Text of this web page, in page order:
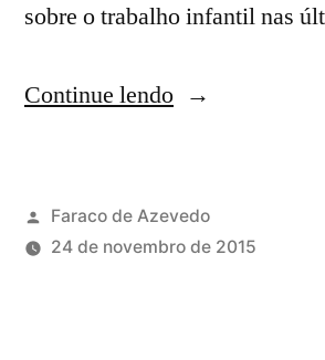
sobre o trabalho infantil nas
Continue lendo
Faraco de Azevedo
24 de novembro de 2015